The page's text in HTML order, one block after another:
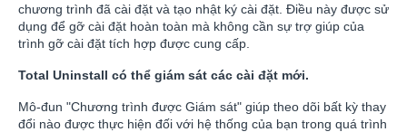
chương trình đã cài đặt và tạo nhật ký cài đặt. Điều này được sử
dụng để gỡ cài đặt hoàn toàn mà không cần sự trợ giúp của
trình gỡ cài đặt tích hợp được cung cấp.
Total Uninstall có thể giám sát các cài đặt mới.
Mô-đun "Chương trình được Giám sát" giúp theo dõi bất kỳ thay
đổi nào được thực hiện đối với hệ thống của bạn trong quá trình